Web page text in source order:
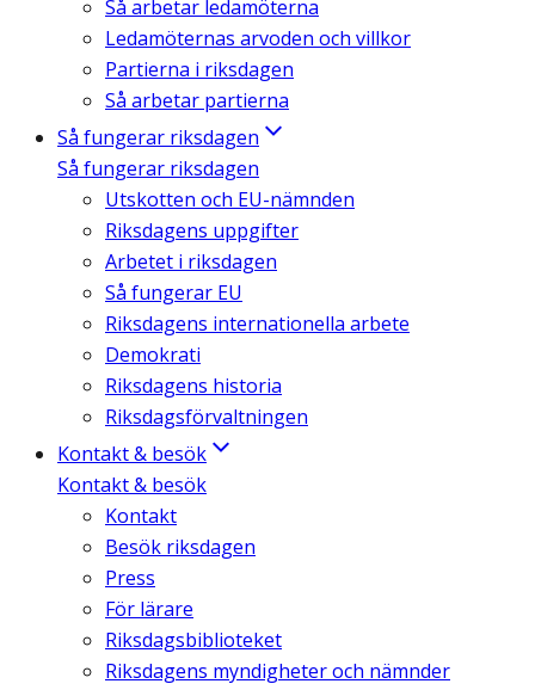
Så arbetar ledamöterna
Ledamöternas arvoden och villkor
Partierna i riksdagen
Så arbetar partierna
Så fungerar riksdagen
Så fungerar riksdagen
Utskotten och EU-nämnden
Riksdagens uppgifter
Arbetet i riksdagen
Så fungerar EU
Riksdagens internationella arbete
Demokrati
Riksdagens historia
Riksdagsförvaltningen
Kontakt & besök
Kontakt & besök
Kontakt
Besök riksdagen
Press
För lärare
Riksdagsbiblioteket
Riksdagens myndigheter och nämnder